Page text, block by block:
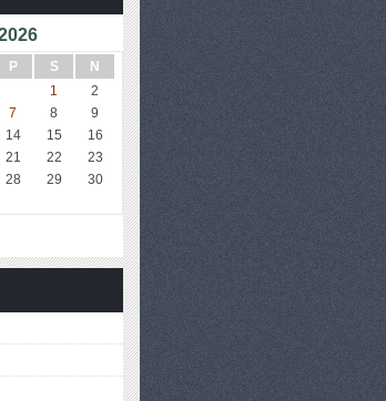
P S
N
1
2
7 8
9
14 15
16
21 22
23
28 29
30